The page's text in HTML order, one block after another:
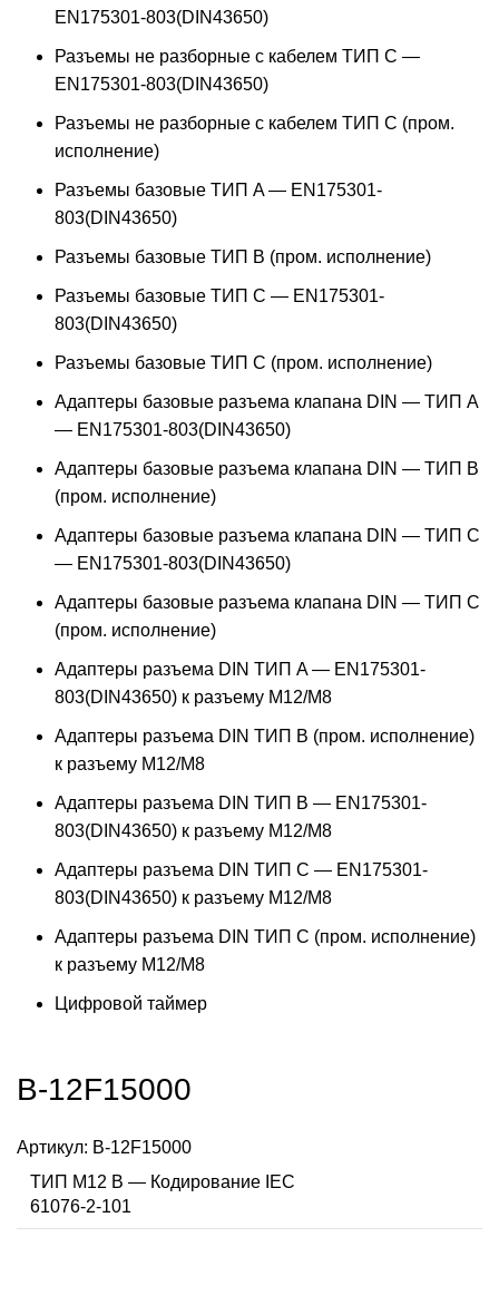
EN175301-803(DIN43650)
Разъемы не разборные с кабелем ТИП C —
EN175301-803(DIN43650)
Разъемы не разборные с кабелем ТИП C (пром.
исполнение)
Разъемы базовые ТИП A — EN175301-
803(DIN43650)
Разъемы базовые ТИП В (пром. исполнение)
Разъемы базовые ТИП C — EN175301-
803(DIN43650)
Разъемы базовые ТИП C (пром. исполнение)
Адаптеры базовые разъема клапана DIN — ТИП A
— EN175301-803(DIN43650)
Адаптеры базовые разъема клапана DIN — ТИП B
(пром. исполнение)
Адаптеры базовые разъема клапана DIN — ТИП C
— EN175301-803(DIN43650)
Адаптеры базовые разъема клапана DIN — ТИП C
(пром. исполнение)
Адаптеры разъема DIN ТИП A — EN175301-
803(DIN43650) к разъему M12/M8
Адаптеры разъема DIN ТИП B (пром. исполнение)
к разъему M12/M8
Адаптеры разъема DIN ТИП B — EN175301-
803(DIN43650) к разъему M12/M8
Адаптеры разъема DIN ТИП C — EN175301-
803(DIN43650) к разъему M12/M8
Адаптеры разъема DIN ТИП C (пром. исполнение)
к разъему M12/M8
Цифровой таймер
B-12F15000
Артикул: B-12F15000
ТИП M12 B — Кодирование IEC
61076-2-101